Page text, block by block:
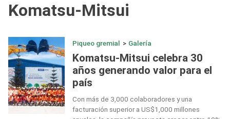
Komatsu-Mitsui
Piqueo gremial > Galería
Komatsu-Mitsui celebra 30
años generando valor para el
país
Con más de 3,000 colaboradores y una
facturación superior a US$1,000 millones